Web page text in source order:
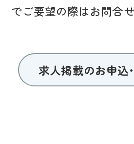
でご要望の際はお問合
求人掲載のお申込